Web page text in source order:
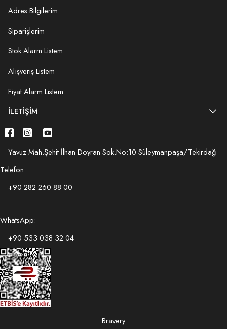
Adres Bilgilerim
Siparişlerim
Stok Alarm Listem
Alışveriş Listem
Fiyat Alarm Listem
İLETIŞIM
Yavuz Mah.Şehit İlhan Doyran Sok.No:10 Süleymanpaşa/Tekirdağ
Telefon:
+90 282 260 88 00
WhatsApp:
+90 533 038 32 04
Bravery